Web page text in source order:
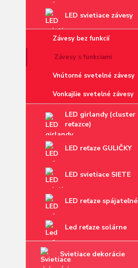
LED svietiace závesy
Závesy bez funkcií
Závesy s funkciami
Vnútorné svetelné závesy
Vonkajšie svetelné závesy
LED girlandy (cluster
reťazce)
LED reťaze GULIČKY
LED svietiace SIETE
LED reťaze spájateľné
Led reťaze solárne
Svietiace dekorácie